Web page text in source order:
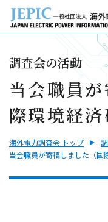
調査会の活動
当会職員
際環境経済
海外電力調査会 トップ
当会職員が寄稿しました（国